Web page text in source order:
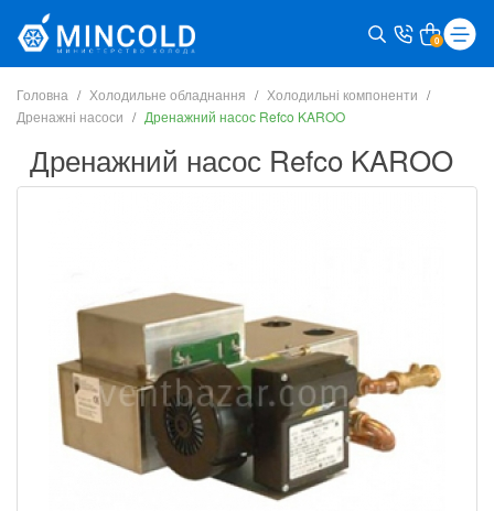
0
Головна Холодильне обладнання
Холодильні компоненти
Дренажні насоси
Дренажний насос Refco KAROO
Дренажний насос Refco KAROO